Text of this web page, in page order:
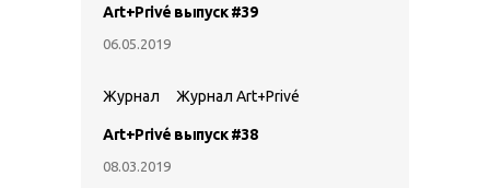
Art+Privé выпуск #39
06.05.2019
Журнал Журнал Art+Privé
Art+Privé выпуск #38
08.03.2019